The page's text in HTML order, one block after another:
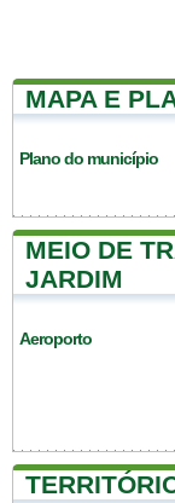
MAPA E
Plano do município
MEIO DE
JARDIM
Aeroporto